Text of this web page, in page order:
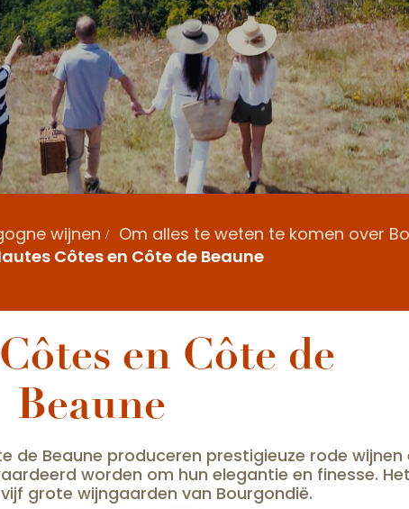
wijnen
Om alles te weten te komen over
Côtes en Côte de Beaune
en Côte de
Beaune
de Beaune produceren prestigieuze rode
worden om hun elegantie en finesse.
grote wijngaarden van Bourgondië.